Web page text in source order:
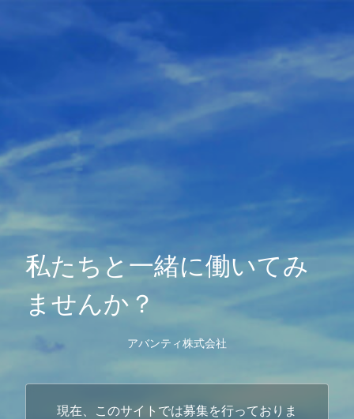
私たちと一緒に働いてみ
ませんか？
アバンティ株式会社
現在、このサイトでは募集を行っておりま